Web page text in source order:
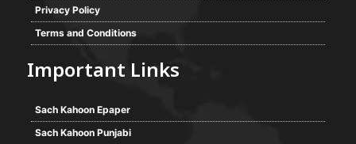
Privacy Policy
Terms and Conditions
Important Links
Sach Kahoon Epaper
Sach Kahoon Punjabi